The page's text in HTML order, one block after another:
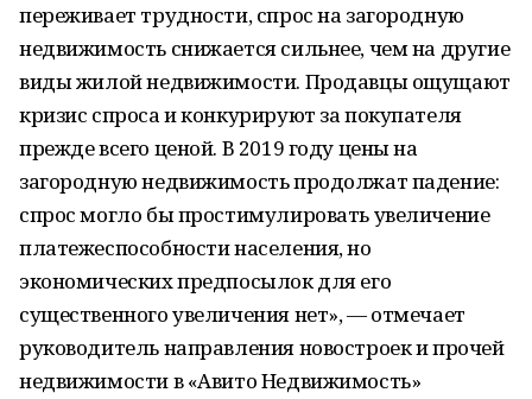
переживает трудности, спрос на загородную
недвижимость снижается сильнее, чем на другие
виды жилой недвижимости. Продавцы ощущают
кризис спроса и конкурируют за покупателя
прежде всего ценой. В 2019 году цены на
загородную недвижимость продолжат падение:
спрос могло бы простимулировать увеличение
платежеспособности населения, но
экономических предпосылок для его
существенного увеличения нет», — отмечает
руководитель направления новостроек и прочей
недвижимости в «Авито Недвижимость»